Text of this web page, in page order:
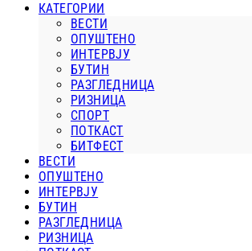
КАТЕГОРИИ
ВЕСТИ
ОПУШТЕНО
ИНТЕРВЈУ
БУТИН
РАЗГЛЕДНИЦА
РИЗНИЦА
СПОРТ
ПОТКАСТ
БИТФЕСТ
ВЕСТИ
ОПУШТЕНО
ИНТЕРВЈУ
БУТИН
РАЗГЛЕДНИЦА
РИЗНИЦА